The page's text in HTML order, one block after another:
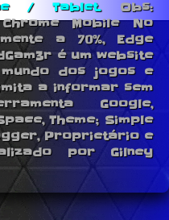
/ Tablet.Obs:
Mobile No
a 70%, Edge
é um website
dos jogos e
a informar sem
Google,
Theme; Simple
Proprietário e
por Gilney